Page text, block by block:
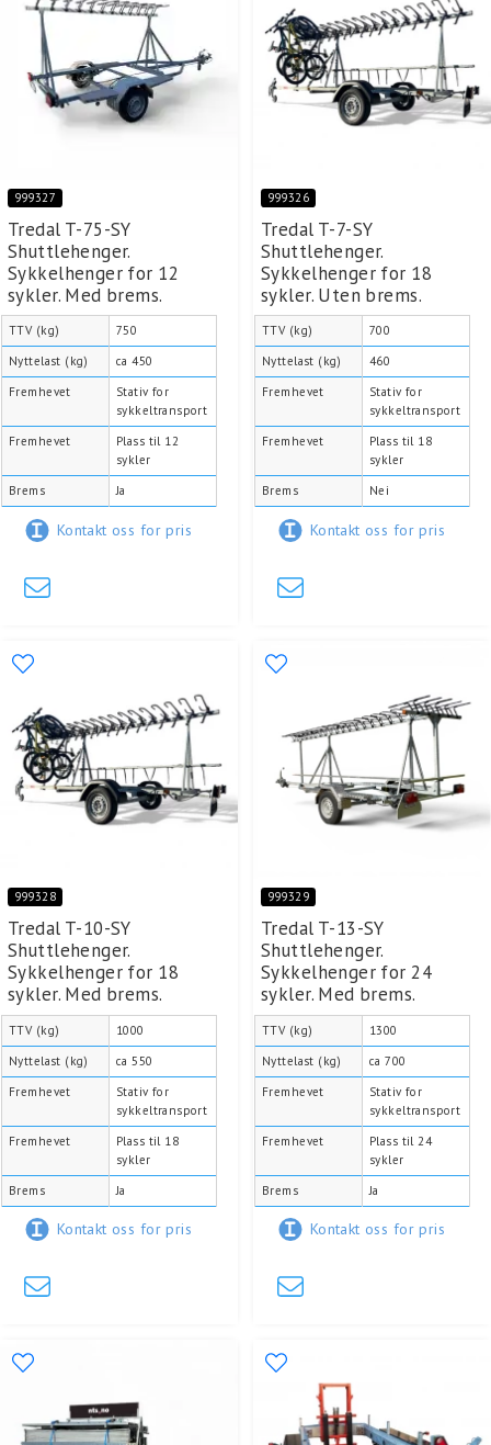
999327
Tredal T-75-SY
Shuttlehenger.
Sykkelhenger for 12
sykler. Med brems.
TTV (kg)
750
Nyttelast (kg)
ca 450
Fremhevet
Stativ for
sykkeltransport
Fremhevet
Plass til 12
sykler
Brems
Ja
Kontakt oss for pris
999326
Tredal T-7-SY
Shuttlehenger.
Sykkelhenger for 18
sykler. Uten brems.
TTV (kg)
700
Nyttelast (kg)
460
Fremhevet
Stativ for
sykkeltransport
Fremhevet
Plass til 18
sykler
Brems
Nei
Kontakt oss for pris
999328
Tredal T-10-SY
Shuttlehenger.
Sykkelhenger for 18
sykler. Med brems.
TTV (kg)
1000
Nyttelast (kg)
ca 550
Fremhevet
Stativ for
sykkeltransport
Fremhevet
Plass til 18
sykler
Brems
Ja
Kontakt oss for pris
999329
Tredal T-13-SY
Shuttlehenger.
Sykkelhenger for 24
sykler. Med brems.
TTV (kg)
1300
Nyttelast (kg)
ca 700
Fremhevet
Stativ for
sykkeltransport
Fremhevet
Plass til 24
sykler
Brems
Ja
Kontakt oss for pris